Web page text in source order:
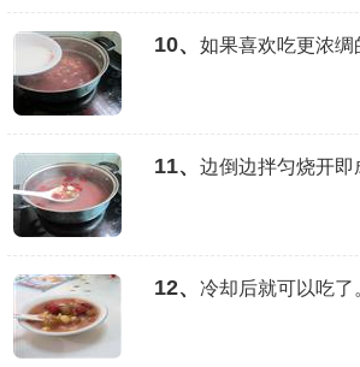
10、 如果喜欢吃更浓绸
11、 边倒边拌匀烧开即
12、 冷却后就可以吃了